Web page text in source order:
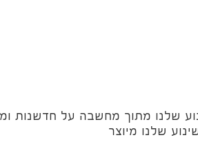
שלנו מתוך מחשבה על חדשנות
שלנו מיוצר